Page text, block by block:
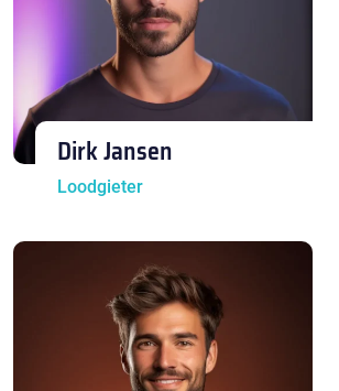
Dirk Jansen
Loodgieter